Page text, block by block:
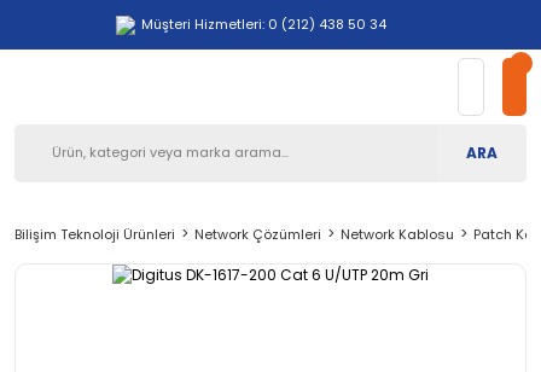
Müşteri Hizmetleri: 0 (212) 438 50 34
ARA
Bilişim Teknoloji Ürünleri Network Çözümleri Network Kablosu Patch